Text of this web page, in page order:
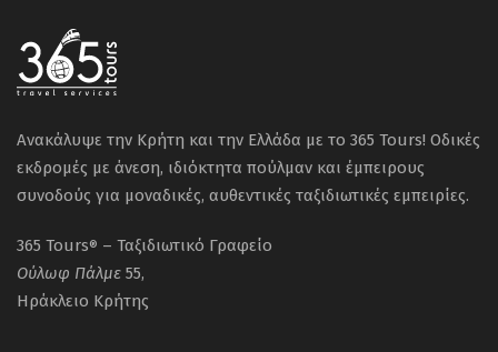
Ανακάλυψε την Κρήτη και την Ελλάδα με το 365 Tours! Οδικές
εκδρομές με άνεση, ιδιόκτητα πούλμαν και έμπειρους
συνοδούς για μοναδικές, αυθεντικές ταξιδιωτικές εμπειρίες.
365 Tours® – Ταξιδιωτικό Γραφείο
Ούλωφ Πάλμε 55,
Ηράκλειο Κρήτης